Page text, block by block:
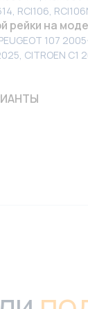
RCI106,
рейки на
107
CITROEN